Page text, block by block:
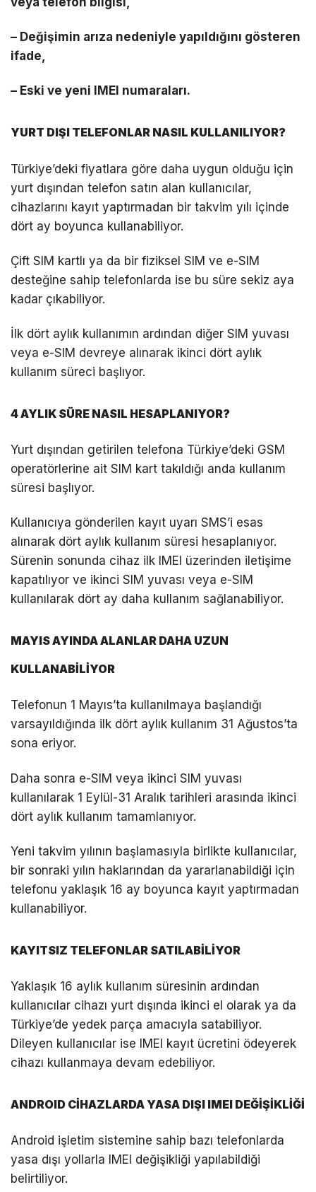
– Değişimin arıza nedeniyle yapıldığını gösteren
ifade,
– Eski ve yeni IMEI numaraları.
YURT DIŞI TELEFONLAR NASIL KULLANILIYOR?
Türkiye’deki fiyatlara göre daha uygun olduğu için
yurt dışından telefon satın alan kullanıcılar,
cihazlarını kayıt yaptırmadan bir takvim yılı içinde
dört ay boyunca kullanabiliyor.
Çift SIM kartlı ya da bir fiziksel SIM ve e-SIM
desteğine sahip telefonlarda ise bu süre sekiz aya
kadar çıkabiliyor.
İlk dört aylık kullanımın ardından diğer SIM yuvası
veya e-SIM devreye alınarak ikinci dört aylık
kullanım süreci başlıyor.
4 AYLIK SÜRE NASIL HESAPLANIYOR?
Yurt dışından getirilen telefona Türkiye’deki GSM
operatörlerine ait SIM kart takıldığı anda kullanım
süresi başlıyor.
Kullanıcıya gönderilen kayıt uyarı SMS’i esas
alınarak dört aylık kullanım süresi hesaplanıyor.
Sürenin sonunda cihaz ilk IMEI üzerinden iletişime
kapatılıyor ve ikinci SIM yuvası veya e-SIM
kullanılarak dört ay daha kullanım sağlanabiliyor.
MAYIS AYINDA ALANLAR DAHA UZUN
KULLANABİLİYOR
Telefonun 1 Mayıs’ta kullanılmaya başlandığı
varsayıldığında ilk dört aylık kullanım 31 Ağustos’ta
sona eriyor.
Daha sonra e-SIM veya ikinci SIM yuvası
kullanılarak 1 Eylül-31 Aralık tarihleri arasında ikinci
dört aylık kullanım tamamlanıyor.
Yeni takvim yılının başlamasıyla birlikte kullanıcılar,
bir sonraki yılın haklarından da yararlanabildiği için
telefonu yaklaşık 16 ay boyunca kayıt yaptırmadan
kullanabiliyor.
KAYITSIZ TELEFONLAR SATILABİLİYOR
Yaklaşık 16 aylık kullanım süresinin ardından
kullanıcılar cihazı yurt dışında ikinci el olarak ya da
Türkiye’de yedek parça amacıyla satabiliyor.
Dileyen kullanıcılar ise IMEI kayıt ücretini ödeyerek
cihazı kullanmaya devam edebiliyor.
ANDROID CİHAZLARDA YASA DIŞI IMEI DEĞİŞİKLİĞİ
Android işletim sistemine sahip bazı telefonlarda
yasa dışı yollarla IMEI değişikliği yapılabildiği
belirtiliyor.